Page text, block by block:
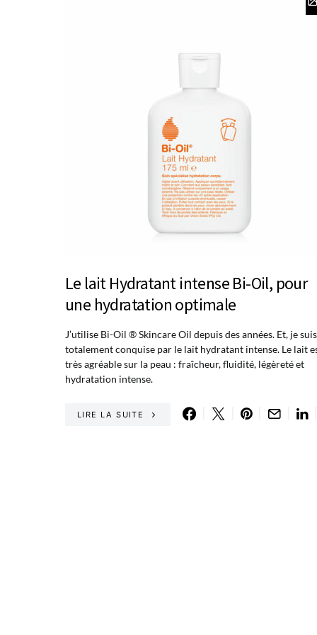
Le lait Hydratant intense Bi-Oil, pour
une hydratation optimale
J’utilise Bi-Oil ® Skincare Oil depuis des années. Et, je suis
totalement conquise par le lait hydratant intense. Le lait
très agréable sur la peau : fraîcheur, fluidité, légèreté et
hydratation intense.
LIRE LA SUITE